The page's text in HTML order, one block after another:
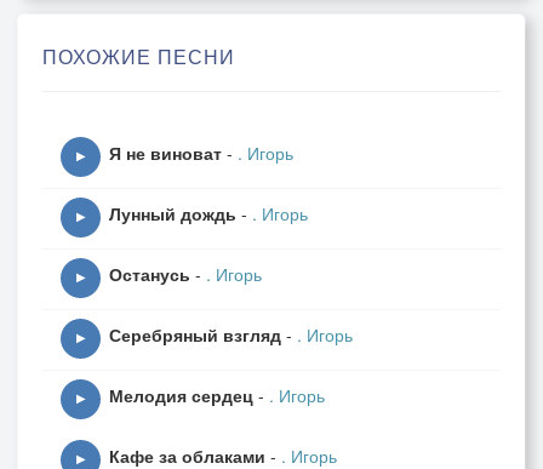
ПОХОЖИЕ ПЕСНИ
▶ Я не виноват - . Игорь
▶ Лунный дождь - . Игорь
▶ Останусь - . Игорь
▶ Серебряный взгляд - . Игорь
▶ Мелодия сердец - . Игорь
▶ Кафе за облаками - . Игорь